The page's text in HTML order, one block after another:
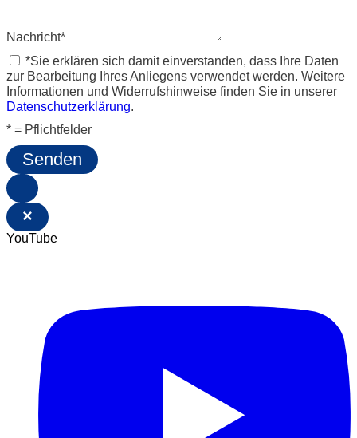
Nachricht*
*Sie erklären sich damit einverstanden, dass Ihre Daten
zur Bearbeitung Ihres Anliegens verwendet werden. Weitere
Informationen und Widerrufshinweise finden Sie in unserer
Datenschutzerklärung.
* = Pflichtfelder
Senden
×
YouTube